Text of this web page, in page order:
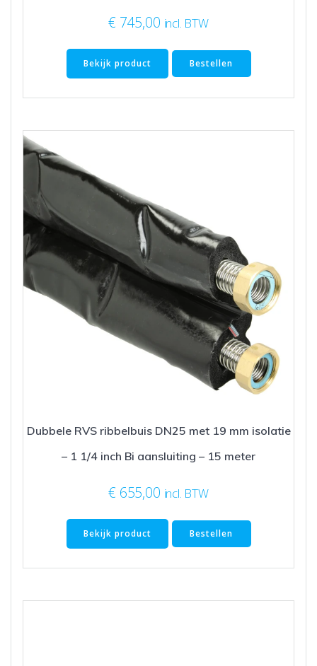
€ 745,00 incl. BTW
Bekijk product Bestellen
Dubbele RVS ribbelbuis DN25 met 19 mm isolatie
– 1 1/4 inch Bi aansluiting – 15 meter
€ 655,00 incl. BTW
Bekijk product Bestellen